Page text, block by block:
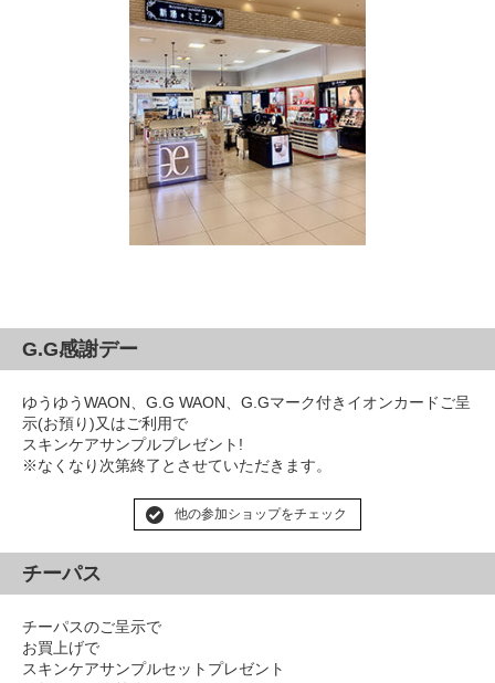
G.G感謝デー
ゆうゆうWAON、G.G WAON、G.Gマーク付きイオンカードご呈
示(お預り)又はご利用で
スキンケアサンプルプレゼント!
※なくなり次第終了とさせていただきます。
他の参加ショップをチェック
チーパス
チーパスのご呈示で
お買上げで
スキンケアサンプルセットプレゼント